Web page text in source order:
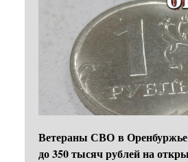
Ветераны СВО в Оренбуржье
до 350 тысяч рублей на